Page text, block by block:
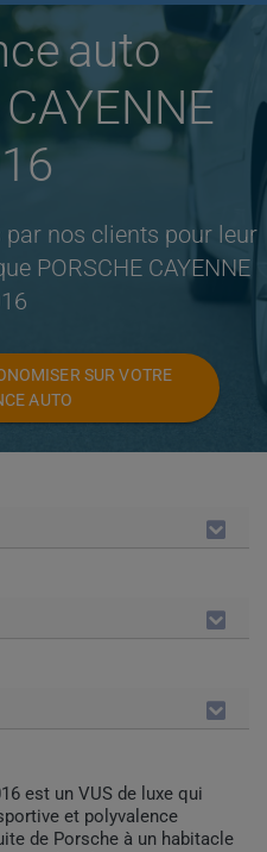
auto
nos clients pour leur
PORSCHE CAYENNE
SUR VOTRE
AUTO
est un VUS de luxe qui
et polyvalence
de Porsche à un habitacle